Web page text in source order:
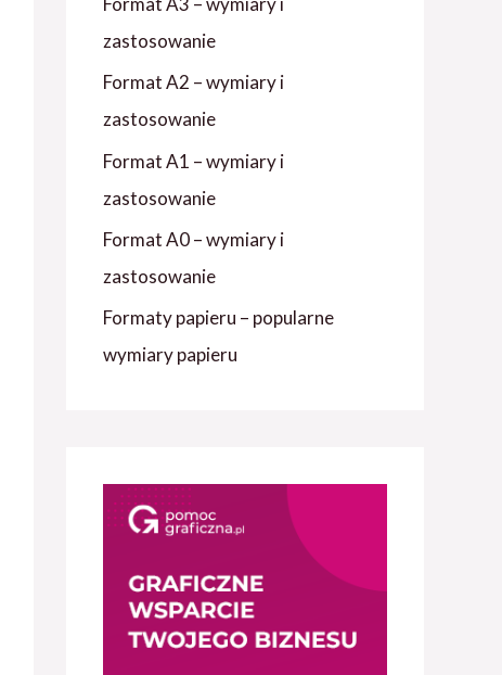
f
o
r
:
zastosowanie
Format A2 – wymiary i
zastosowanie
Format A1 – wymiary i
zastosowanie
Format A0 – wymiary i
zastosowanie
Formaty papieru – popularne
wymiary papieru